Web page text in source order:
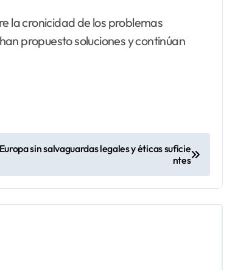
la cronicidad de los problemas
propuesto soluciones y continúan
sin salvaguardas legales y éticas suficie
ntes